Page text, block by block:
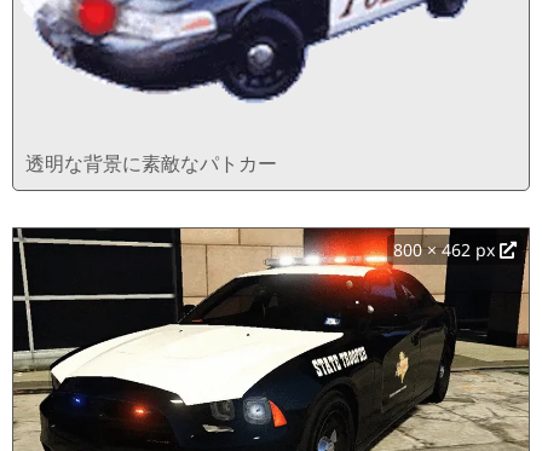
透明な背景に素敵なパトカー
800 × 462 px